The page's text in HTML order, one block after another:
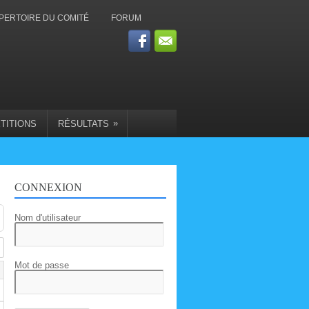
DU COMITÉ FORUM
RÉSULTATS »
CONNEXION
Nom d'utilisateur
Mot de passe